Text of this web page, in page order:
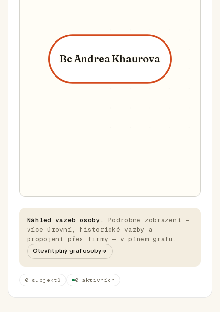
Bc Andrea Khaurova
Náhled vazeb osoby.
Podrobné zobrazení —
více úrovní, historické vazby a
propojení přes firmy — v plném grafu.
Otevřít plný graf osoby
0 subjektů 0 aktivních